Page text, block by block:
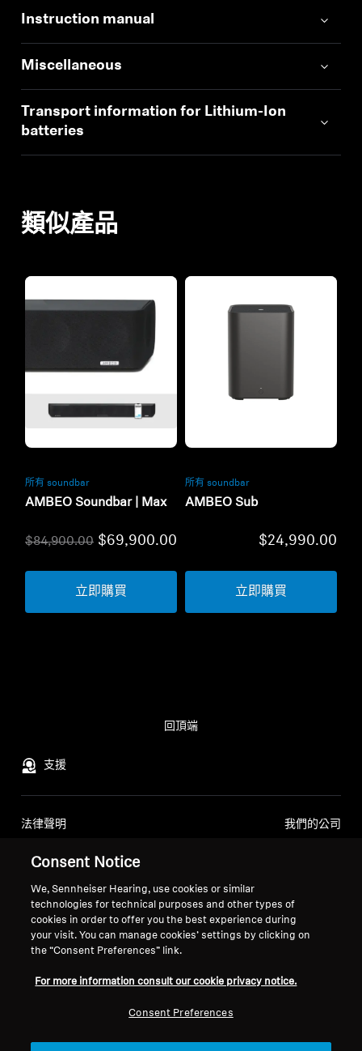
Instruction manual
Miscellaneous
Transport information for Lithium-Ion
batteries
類似產品
所有 soundbar
AMBEO Soundbar | Max
$84,900.00 $69,900.00
立即購買
所有 soundbar
AMBEO Sub
$24,990.00
立即購買
支援
回頂端
法律聲明
線上銷售予消費者的通用條款與細
則
漏洞揭露政策
我們的公司
Sennheiser 消費者品牌
Consent Notice
We, Sennheiser Hearing, use cookies or similar
technologies for technical purposes and other types of
cookies in order to offer you the best experience during
your visit. You can manage cookies’ settings by clicking on
the “Consent Preferences” link.
For more information consult our cookie privacy notice.
Consent Preferences